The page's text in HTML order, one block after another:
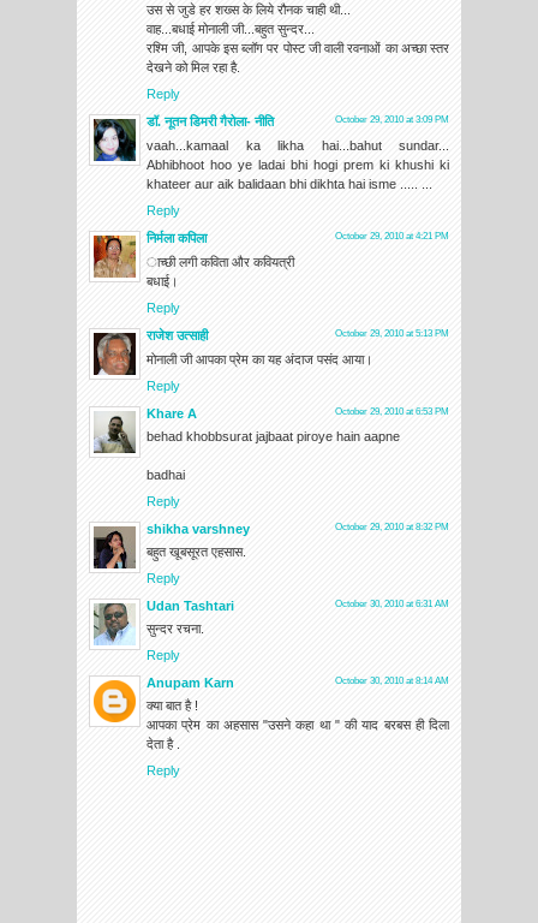
उस से जुडे हर शख्स के लिये रौनक चाही थी...
वाह...बधाई मोनाली जी...बहुत सुन्दर...
रश्मि जी, आपके इस ब्लॉग पर पोस्ट जी वाली रवनाओं का अच्छा स्तर
देखने को मिल रहा है.
Reply
डॉ. नूतन डिमरी गैरोला- नीति
October 29, 2010 at 3:09 PM
vaah...kamaal ka likha hai...bahut sundar...
Abhibhoot hoo ye ladai bhi hogi prem ki khushi ki
khateer aur aik balidaan bhi dikhta hai isme ..... ...
Reply
निर्मला कपिला
October 29, 2010 at 4:21 PM
ाच्छी लगी कविता और कवियत्री
बधाई।
Reply
राजेश उत्‍साही
October 29, 2010 at 5:13 PM
मोनाली जी आपका प्रेम का यह अंदाज पसंद आया।
Reply
Khare A
October 29, 2010 at 6:53 PM
behad khobbsurat jajbaat piroye hain aapne
badhai
Reply
shikha varshney
October 29, 2010 at 8:32 PM
बहुत खूबसूरत एहसास.
Reply
Udan Tashtari
October 30, 2010 at 6:31 AM
सुन्दर रचना.
Reply
Anupam Karn
October 30, 2010 at 8:14 AM
क्या बात है !
आपका प्रेम का अहसास "उसने कहा था " की याद बरबस ही दिला
देता है .
Reply